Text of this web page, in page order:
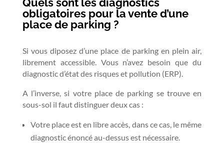
obligatoires pour la vente d’une
place de parking ?
Si vous diposez d’une place de parking en plein air,
librement accessible. Vous n’avez besoin que du
diagnostic d’état des risques et pollution (ERP).
A l’inverse, si votre place de parking se trouve en
sous-sol il faut distinguer deux cas :
Votre place est en libre accès, dans ce cas, le même
diagnostic énoncé au-dessus est nécessaire.